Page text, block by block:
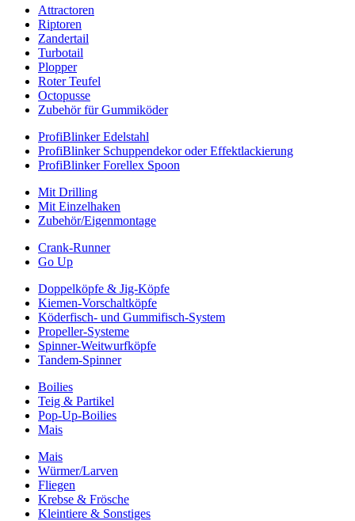
Attractoren
Riptoren
Zandertail
Turbotail
Plopper
Roter Teufel
Octopusse
Zubehör für Gummiköder
ProfiBlinker Edelstahl
ProfiBlinker Schuppendekor oder Effektlackierung
ProfiBlinker Forellex Spoon
Mit Drilling
Mit Einzelhaken
Zubehör/Eigenmontage
Crank-Runner
Go Up
Doppelköpfe & Jig-Köpfe
Kiemen-Vorschaltköpfe
Köderfisch- und Gummifisch-System
Propeller-Systeme
Spinner-Weitwurfköpfe
Tandem-Spinner
Boilies
Teig & Partikel
Pop-Up-Boilies
Mais
Mais
Würmer/Larven
Fliegen
Krebse & Frösche
Kleintiere & Sonstiges